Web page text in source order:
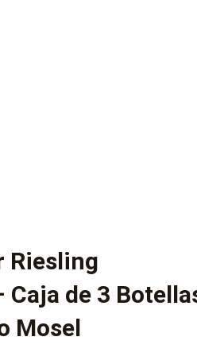
Riesling
de 3
Mosel